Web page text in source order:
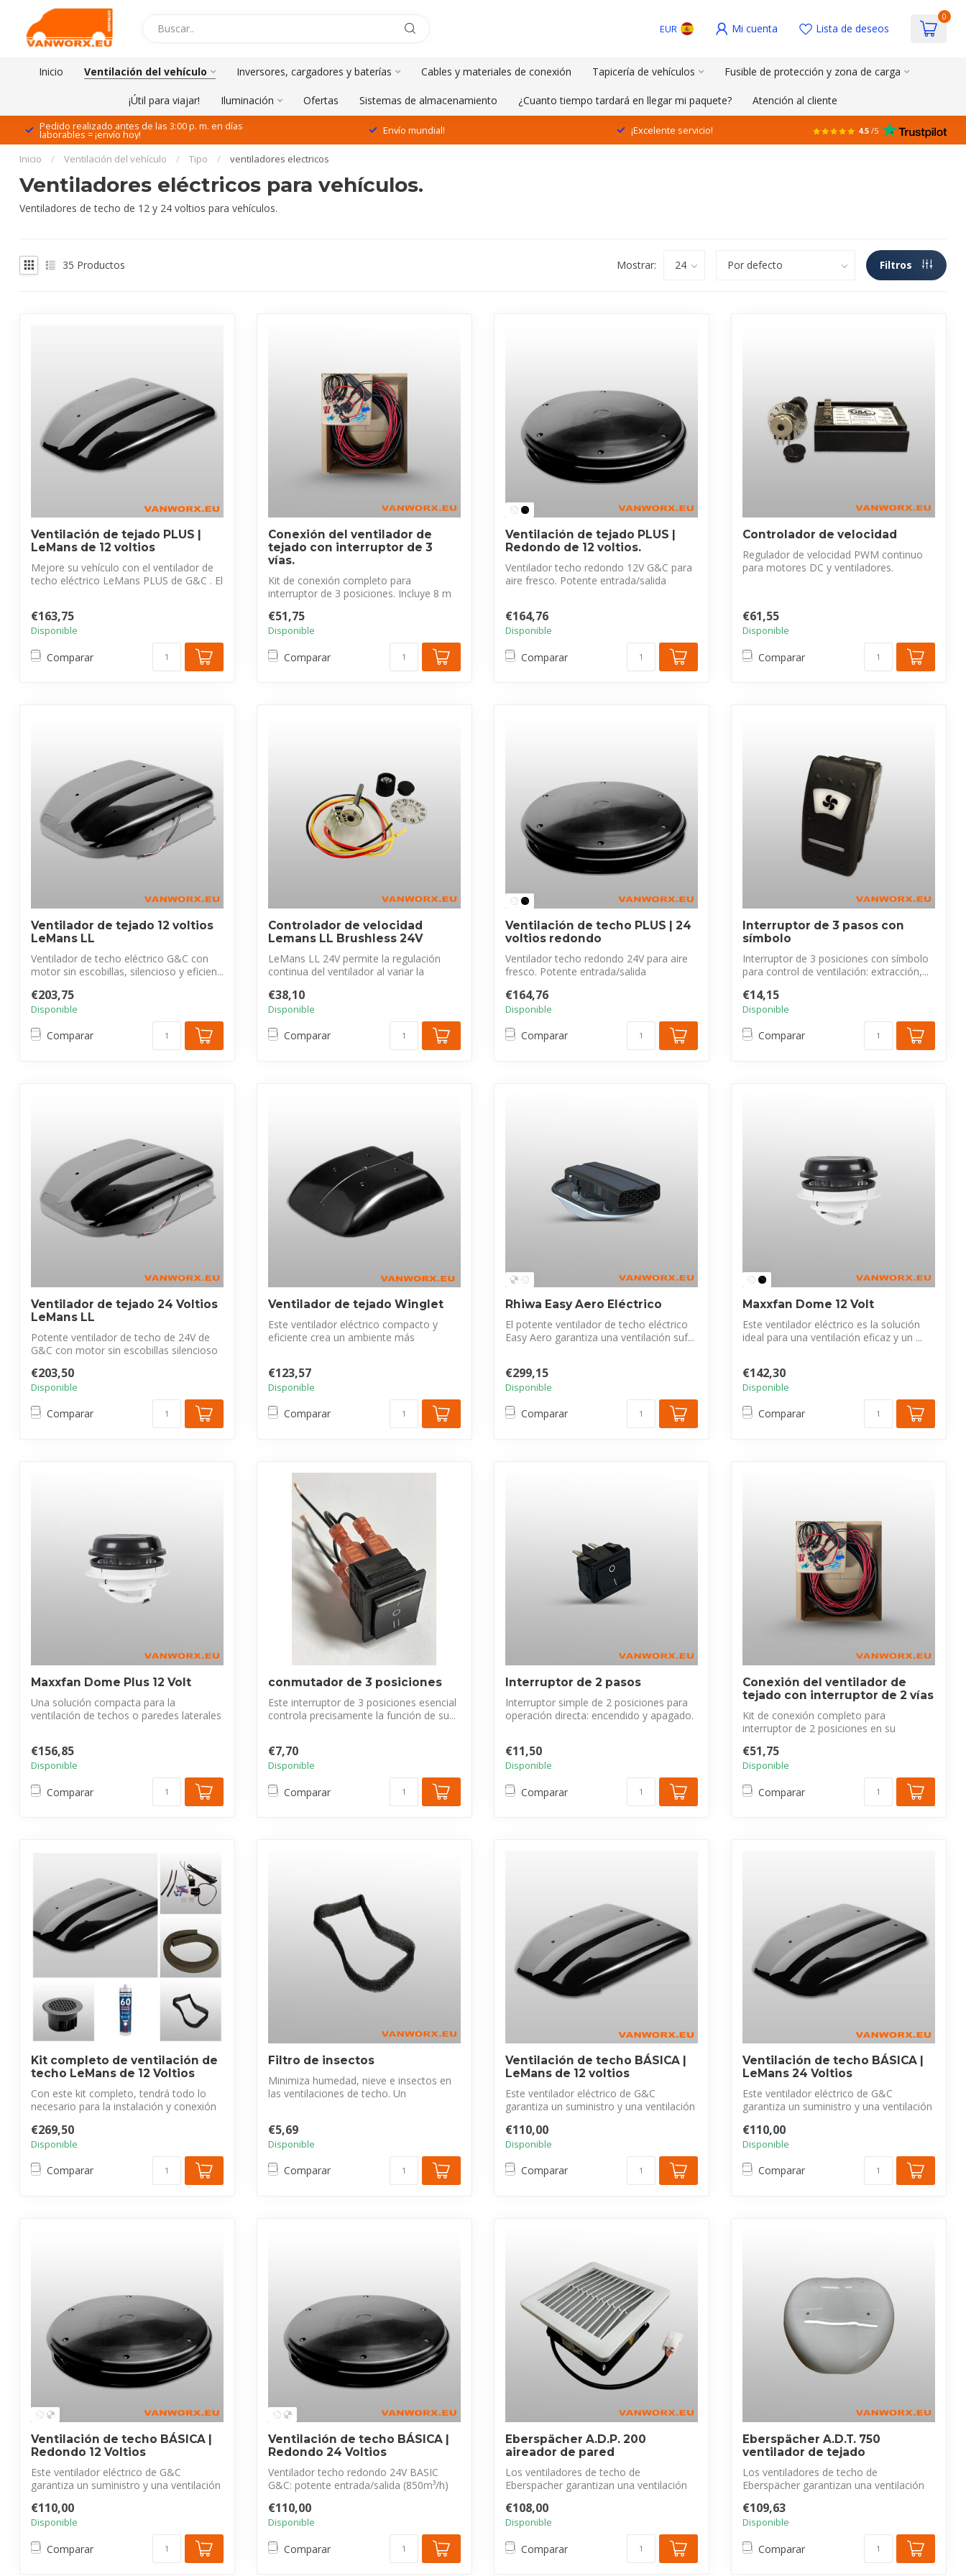
EUR Mi cuenta Lista de deseos
0
Inicio Ventilación del vehículo Inversores, cargadores y baterías Cables y materiales de conexión Tapicería de vehículos Fusible de protección y zona de carga
¡Útil para viajar! Iluminación Ofertas Sistemas de almacenamiento ¿Cuanto tiempo tardará en llegar mi paquete? Atención al cliente
Pedido realizado antes de las 3:00 p. m. en días
laborables = ¡envío hoy! Envío mundial! ¡Excelente servicio! 4.5 /5
Inicio / Ventilación del vehículo / Tipo / ventiladores electricos
Ventiladores eléctricos para vehículos.
Ventiladores de techo de 12 y 24 voltios para vehículos.
35 Productos Mostrar: Filtros
Ventilación de tejado PLUS |
LeMans de 12 voltios
Mejore su vehículo con el ventilador de
techo eléctrico LeMans PLUS de G&C . El
€163,75
Disponible
Comparar
Conexión del ventilador de
tejado con interruptor de 3
vías.
Kit de conexión completo para
interruptor de 3 posiciones. Incluye 8 m
€51,75
Disponible
Comparar
Ventilación de tejado PLUS |
Redondo de 12 voltios.
Ventilador techo redondo 12V G&C para
aire fresco. Potente entrada/salida
€164,76
Disponible
Comparar
Controlador de velocidad
Regulador de velocidad PWM continuo
para motores DC y ventiladores.
€61,55
Disponible
Comparar
Ventilador de tejado 12 voltios
LeMans LL
Ventilador de techo eléctrico G&C con
motor sin escobillas, silencioso y eficien...
€203,75
Disponible
Comparar
Controlador de velocidad
Lemans LL Brushless 24V
LeMans LL 24V permite la regulación
continua del ventilador al variar la
€38,10
Disponible
Comparar
Ventilación de techo PLUS | 24
voltios redondo
Ventilador techo redondo 24V para aire
fresco. Potente entrada/salida
€164,76
Disponible
Comparar
Interruptor de 3 pasos con
símbolo
Interruptor de 3 posiciones con símbolo
para control de ventilación: extracción,...
€14,15
Disponible
Comparar
Ventilador de tejado 24 Voltios
LeMans LL
Potente ventilador de techo de 24V de
G&C con motor sin escobillas silencioso
€203,50
Disponible
Comparar
Ventilador de tejado Winglet
Este ventilador eléctrico compacto y
eficiente crea un ambiente más
€123,57
Disponible
Comparar
Rhiwa Easy Aero Eléctrico
El potente ventilador de techo eléctrico
Easy Aero garantiza una ventilación suf...
€299,15
Disponible
Comparar
Maxxfan Dome 12 Volt
Este ventilador eléctrico es la solución
ideal para una ventilación eficaz y un ...
€142,30
Disponible
Comparar
Maxxfan Dome Plus 12 Volt
Una solución compacta para la
ventilación de techos o paredes laterales
€156,85
Disponible
Comparar
conmutador de 3 posiciones
Este interruptor de 3 posiciones esencial
controla precisamente la función de su...
€7,70
Disponible
Comparar
Interruptor de 2 pasos
Interruptor simple de 2 posiciones para
operación directa: encendido y apagado.
€11,50
Disponible
Comparar
Conexión del ventilador de
tejado con interruptor de 2 vías
Kit de conexión completo para
interruptor de 2 posiciones en su
€51,75
Disponible
Comparar
Kit completo de ventilación de
techo LeMans de 12 Voltios
Con este kit completo, tendrá todo lo
necesario para la instalación y conexión
€269,50
Disponible
Comparar
Filtro de insectos
Minimiza humedad, nieve e insectos en
las ventilaciones de techo. Un
€5,69
Disponible
Comparar
Ventilación de techo BÁSICA |
LeMans de 12 voltios
Este ventilador eléctrico de G&C
garantiza un suministro y una ventilación
€110,00
Disponible
Comparar
Ventilación de techo BÁSICA |
LeMans 24 Voltios
Este ventilador eléctrico de G&C
garantiza un suministro y una ventilación
€110,00
Disponible
Comparar
Ventilación de techo BÁSICA |
Redondo 12 Voltios
Este ventilador eléctrico de G&C
garantiza un suministro y una ventilación
€110,00
Disponible
Comparar
Ventilación de techo BÁSICA |
Redondo 24 Voltios
Ventilador techo redondo 24V BASIC
G&C: potente entrada/salida (850m³/h)
€110,00
Disponible
Comparar
Eberspächer A.D.P. 200
aireador de pared
Los ventiladores de techo de
Eberspächer garantizan una ventilación
€108,00
Disponible
Comparar
Eberspächer A.D.T. 750
ventilador de tejado
Los ventiladores de techo de
Eberspächer garantizan una ventilación
€109,63
Disponible
Comparar